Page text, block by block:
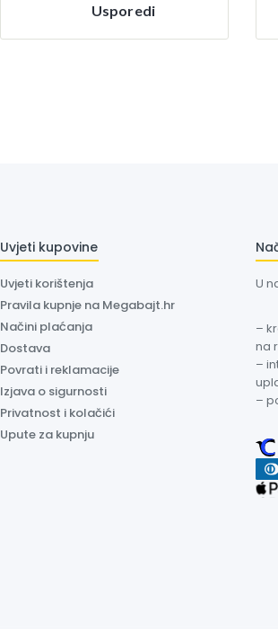
Usporedi
Uvjeti kupovine
Uvjeti korištenja
Pravila kupnje na Megabajt.hr
Načini plaćanja
Dostava
Povrati i reklamacije
Izjava o sigurnosti
Privatnost i kolačići
Upute za kupnju
U
–
na
–
–